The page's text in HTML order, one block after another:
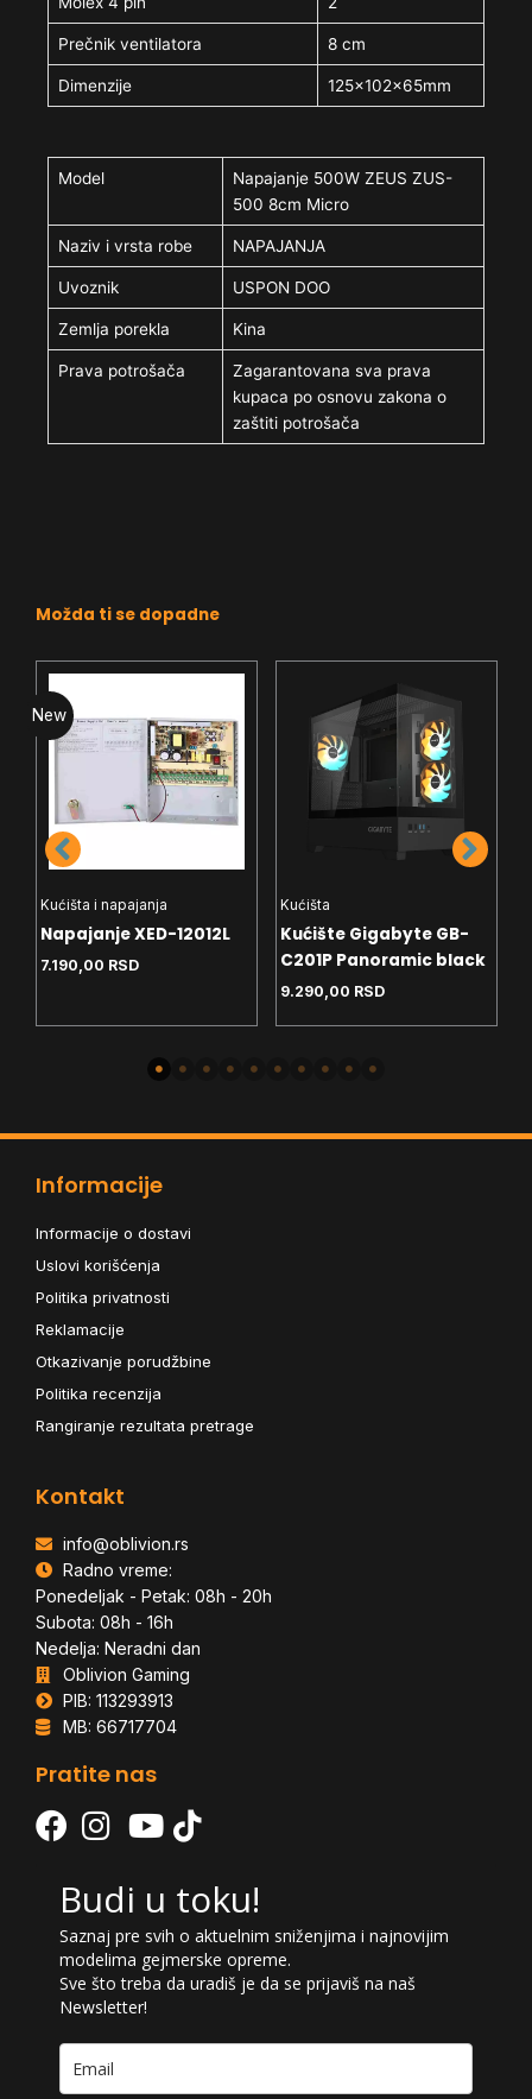
Prečnik ventilatora 8 cm
Dimenzije 125x102x65mm
Model
Napajanje 500W ZEUS ZUS-
500 8cm Micro
Naziv i vrsta robe NAPAJANJA
Uvoznik USPON DOO
Zemlja porekla Kina
Prava potrošača
Zagarantovana sva prava
kupaca po osnovu zakona o
zaštiti potrošača
Možda ti se dopadne
New
Kućišta i napajanja
Napajanje XED-12012L
7.190,00 RSD
Kućišta
Kućište Gigabyte GB-
C201P Panoramic black
9.290,00 RSD
Informacije
Informacije o dostavi
Uslovi korišćenja
Politika privatnosti
Reklamacije
Otkazivanje porudžbine
Politika recenzija
Rangiranje rezultata pretrage
Kontakt
info@oblivion.rs
Radno vreme:
Ponedeljak - Petak: 08h - 20h
Subota: 08h - 16h
Nedelja: Neradni dan
Oblivion Gaming
PIB: 113293913
MB: 66717704
Pratite nas
Budi u toku!
Saznaj pre svih o aktuelnim sniženjima i najnovijim
modelima gejmerske opreme.
Sve što treba da uradiš je da se prijaviš na naš
Newsletter!